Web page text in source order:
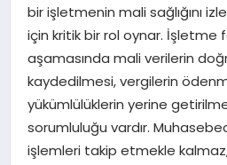
SAĞLIK
SIYASET
SPOR
bir işletmenin mali sağlığını
için kritik bir rol oynar. İşletme
aşamasında mali verilerin
kaydedilmesi, vergilerin
yükümlülüklerin yerine
sorumluluğu vardır.
işlemleri takip etmekle